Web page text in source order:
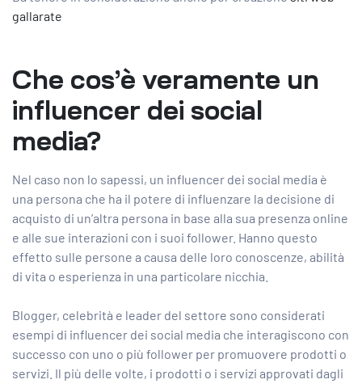
gallarate
Che cos’è veramente un
influencer dei social
media?
Nel caso non lo sapessi, un influencer dei social media è
una persona che ha il potere di influenzare la decisione di
acquisto di un’altra persona in base alla sua presenza online
e alle sue interazioni con i suoi follower. Hanno questo
effetto sulle persone a causa delle loro conoscenze, abilità
di vita o esperienza in una particolare nicchia.
Blogger, celebrità e leader del settore sono considerati
esempi di influencer dei social media che interagiscono con
successo con uno o più follower per promuovere prodotti o
servizi. Il più delle volte, i prodotti o i servizi approvati dagli